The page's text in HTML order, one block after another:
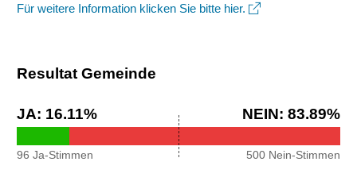
Für weitere Information klicken Sie bitte hier.
Resultat Gemeinde
JA: 16.11%
96 Ja-Stimmen
NEIN: 83.89%
500 Nein-Stimmen